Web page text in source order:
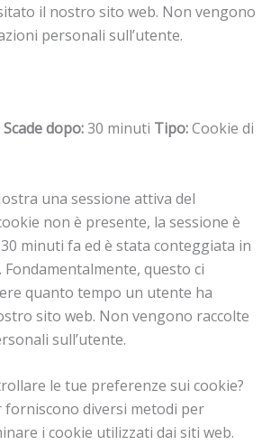
il nostro sito web. Non vengono
personali sull’utente.
Scade dopo:30 minuti Tipo:Cookie di
una sessione attiva del
non è presente, la sessione è
minuti fa ed è stata conteggiata in
Fondamentalmente, questo ci
quanto tempo un utente ha
sito web. Non vengono raccolte
sull’utente.
le tue preferenze sui cookie?
forniscono diversi metodi per
i cookie utilizzati dai siti web.